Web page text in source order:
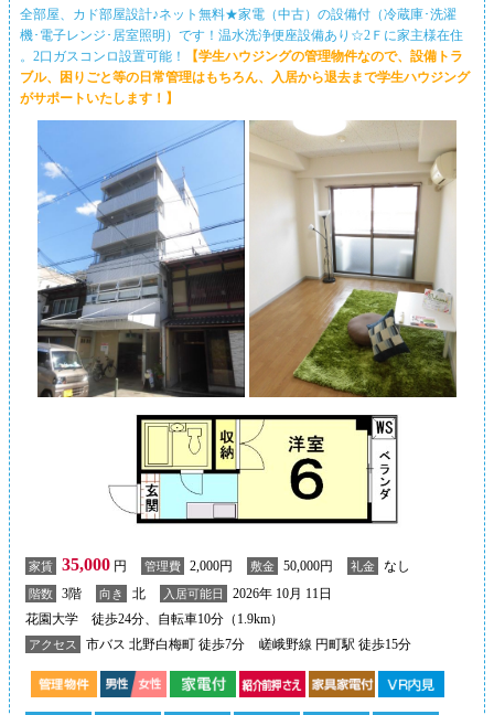
全部屋、カド部屋設計♪ネット無料★家電（中古）の設備付（冷蔵庫･洗濯
機･電子レンジ･居室照明）です！温水洗浄便座設備あり☆2Ｆに家主様在住
。2口ガスコンロ設置可能！
【学生ハウジングの管理物件なので、設備トラ
ブル、困りごと等の日常管理はもちろん、入居から退去まで学生ハウジング
がサポートいたします！】
家賃 35,000 円 管理費 2,000円 敷金 50,000円 礼金 なし
階数 3階 向き 北 入居可能日
2026年 10月 11日
花園大学 徒歩24分、自転車10分（1.9km）
アクセス 市バス 北野白梅町 徒歩7分 嵯峨野線 円町駅 徒歩15分